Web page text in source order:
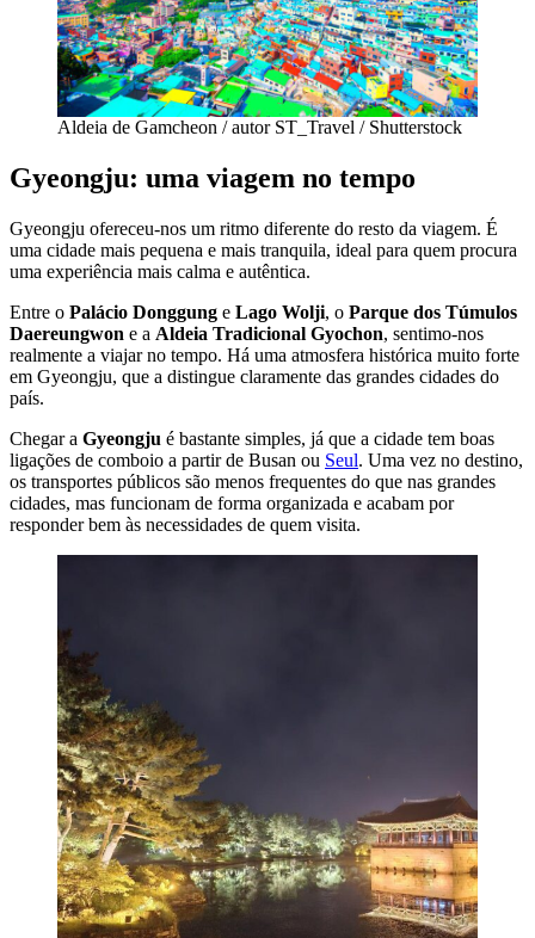
Aldeia de Gamcheon / autor ST_Travel / Shutterstock
Gyeongju: uma viagem no tempo
Gyeongju ofereceu-nos um ritmo diferente do resto da viagem. É
uma cidade mais pequena e mais tranquila, ideal para quem procura
uma experiência mais calma e autêntica.
Entre o Palácio Donggung e Lago Wolji, o Parque dos Túmulos
Daereungwon e a Aldeia Tradicional Gyochon, sentimo-nos
realmente a viajar no tempo. Há uma atmosfera histórica muito forte
em Gyeongju, que a distingue claramente das grandes cidades do
país.
Chegar a Gyeongju é bastante simples, já que a cidade tem boas
ligações de comboio a partir de Busan ou Seul. Uma vez no destino,
os transportes públicos são menos frequentes do que nas grandes
cidades, mas funcionam de forma organizada e acabam por
responder bem às necessidades de quem visita.